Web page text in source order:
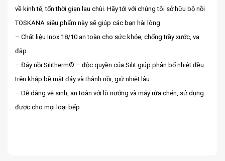
về kinh tế, tốn thời gian lau chùi. Hãy tới với chúng tôi sở hữu bộ nồi
TOSKANA siêu phẩm này sẽ giúp các bạn hài lòng
– Chất liệu Inox 18/10 an toàn cho sức khỏe, chống trầy xước, va
đập.
– Đáy nồi Silitherm® – độc quyền của Silit giúp phân bố nhiệt đều
trên khắp bề mặt đáy và thành nồi, giữ nhiệt lâu
– Dễ dàng vệ sinh, an toàn với lò nướng và máy rửa chén, sử dụng
được cho mọi loại bếp